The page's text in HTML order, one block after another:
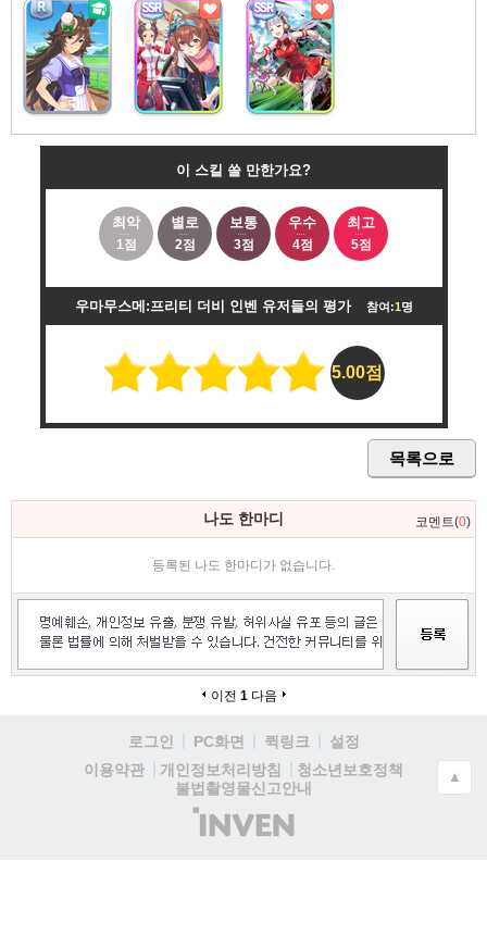
이 스킬 쓸 만한가요?
최악
1점
별로
2점
보통
3점
우수
4점
최고
5점
우마무스메:프리티 더비 인벤 유저들의 평가 참여:1명
5.00점
목록으로
나도 한마디 코멘트(0)
등록된 나도 한마디가 없습니다.
이전 1 다음
로그인 PC화면 퀵링크
설정
이용약관
개인정보처리방침
청소년보호정책
불법촬영물신고안내
(주)
인
▲